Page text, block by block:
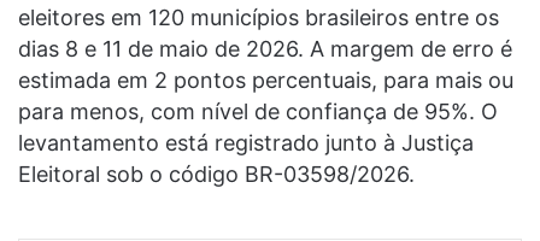
eleitores em 120 municípios brasileiros entre os
dias 8 e 11 de maio de 2026. A margem de erro é
estimada em 2 pontos percentuais, para mais ou
para menos, com nível de confiança de 95%. O
levantamento está registrado junto à Justiça
Eleitoral sob o código BR-03598/2026.